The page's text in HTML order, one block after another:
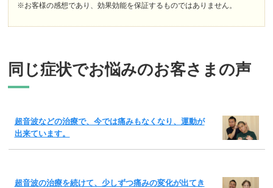
※お客様の感想であり、効果効能を保証するものではありません。
同じ症状でお悩みのお客さまの声
超音波などの治療で、今では痛みもなくなり、運動が
出来ています。
超音波の治療を続けて、少しずつ痛みの変化が出てき